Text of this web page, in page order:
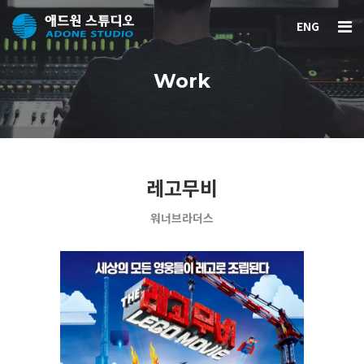
ENG
Work
레고무비
워너브라더스